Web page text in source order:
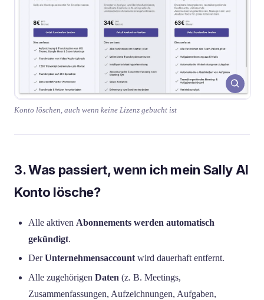
Konto löschen, auch wenn keine Lizenz gebucht ist
3. Was passiert, wenn ich mein Sally AI
Konto lösche?
Alle aktiven Abonnements werden automatisch
gekündigt.
DerUnternehmensaccount wird dauerhaft entfernt.
Alle zugehörigen Daten (z. B. Meetings,
Zusammenfassungen, Aufzeichnungen, Aufgaben,